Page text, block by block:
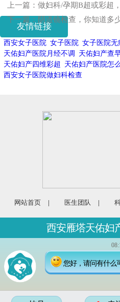
西安雁塔天佑妇
您好，请问有什么
上一篇： 做妇科/孕期B超或彩超
下一篇： 阴道镜检查，你知道多
友情链接
西安女子医院 女子医院 女子医院无
天佑妇产医院月经不调
天佑妇产查
天佑妇产四维彩超 天佑妇产医院怎
西安女子医院做妇科检查
网站首页 医生团队
门诊时间（节假日
预约挂号电话：
地址：西安市雁塔
广告审核资质编号：市
备案号：陕ICP备